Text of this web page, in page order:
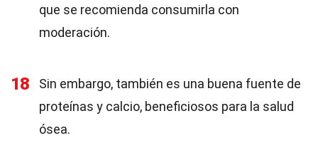
que se recomienda consumirla con
moderación.
18
Sin embargo, también es una buena fuente de
proteínas y calcio, beneficiosos para la salud
ósea.